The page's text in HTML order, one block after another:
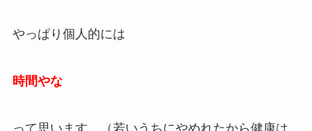
やっぱり個人的には
時間やな